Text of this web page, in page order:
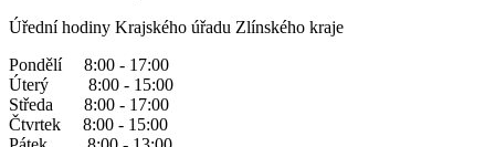
Úřední hodiny Krajského úřadu Zlínského kraje
Pondělí 8:00 - 17:00
Úterý 8:00 - 15:00
Středa 8:00 - 17:00
Čtvrtek 8:00 - 15:00